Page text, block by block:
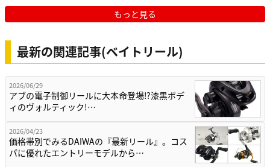
もっと見る
最新の関連記事(ベイトリール)
2026/06/29
アブの電子制御リールに大本命登場⁉漆黒ボデ
ィのヴォルティック!…
2026/04/23
価格帯別でみるDAIWAの『最新リール』。コス
パに優れたエントリーモデルから…